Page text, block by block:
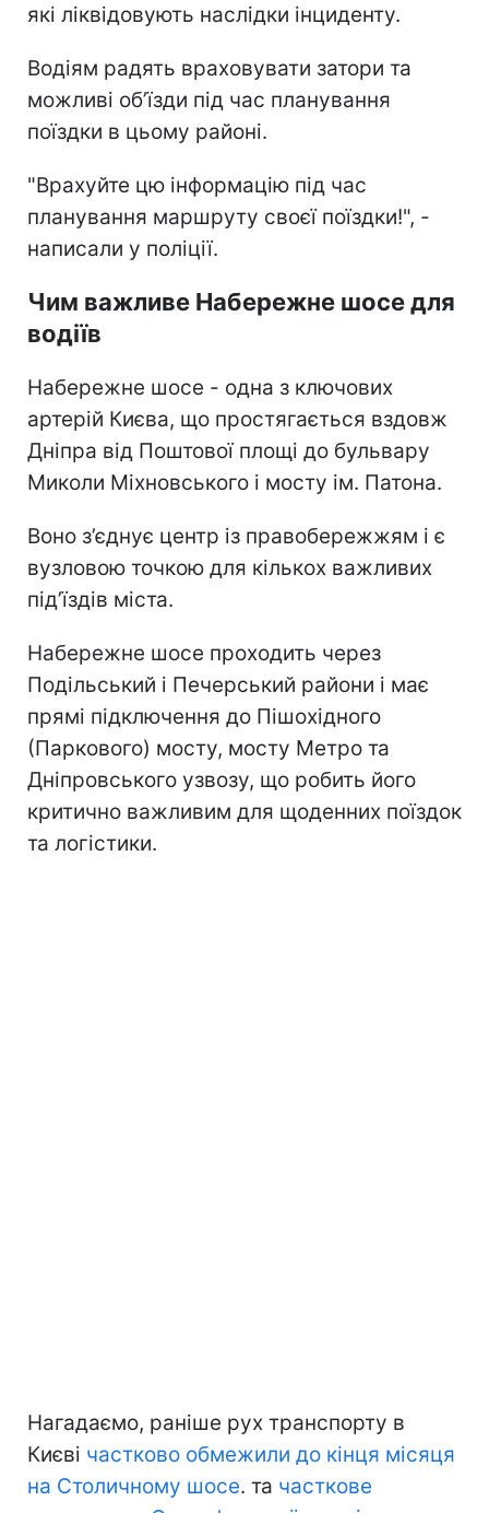
які ліквідовують наслідки інциденту.
Водіям радять враховувати затори та
можливі об’їзди під час планування
поїздки в цьому районі.
"Врахуйте цю інформацію під час
планування маршруту своєї поїздки!", -
написали у поліції.
Чим важливе Набережне шосе для
водіїв
Набережне шосе - одна з ключових
артерій Києва, що простягається вздовж
Дніпра від Поштової площі до бульвару
Миколи Міхновського і мосту ім. Патона.
Воно з’єднує центр із правобережжям і є
вузловою точкою для кількох важливих
під’їздів міста.
Набережне шосе проходить через
Подільський і Печерський райони і має
прямі підключення до Пішохідного
(Паркового) мосту, мосту Метро та
Дніпровського узвозу, що робить його
критично важливим для щоденних поїздок
та логістики.
Нагадаємо, раніше рух транспорту в
Києві частково обмежили до кінця місяця
на Столичному шосе. та часткове